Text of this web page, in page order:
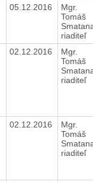
05.12.2016
Mgr.
Tomáš
riaditeľ
02.12.2016
Mgr.
Tomáš
riaditeľ
02.12.2016
Mgr.
Tomáš
riaditeľ